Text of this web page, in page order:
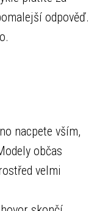
odpověď.
nacpete vším,
občas
velmi